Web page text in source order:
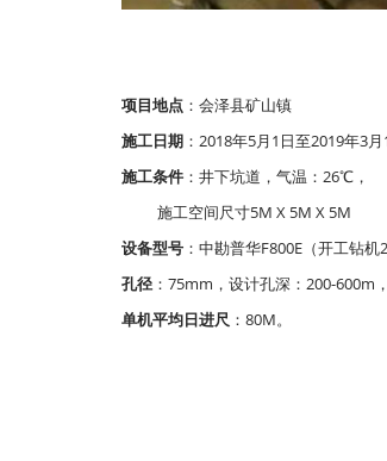
项目地点 ：会泽县矿山镇
施工日期 ：2018年5月1日至2019年3月
施工条件 ：井下坑道，气温：26℃，
施工空间尺寸5M X 5M X 5M
设备型号 ：中勘普华F800E（开工钻机2
孔径：75mm，设计孔深：200-600m
单机平均日进尺 ：80M。